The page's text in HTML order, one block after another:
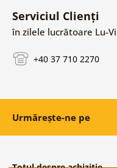
Serviciul Clienți
în zilele lucrătoare Lu-
+40 37 710 2270
Urmărește-ne pe